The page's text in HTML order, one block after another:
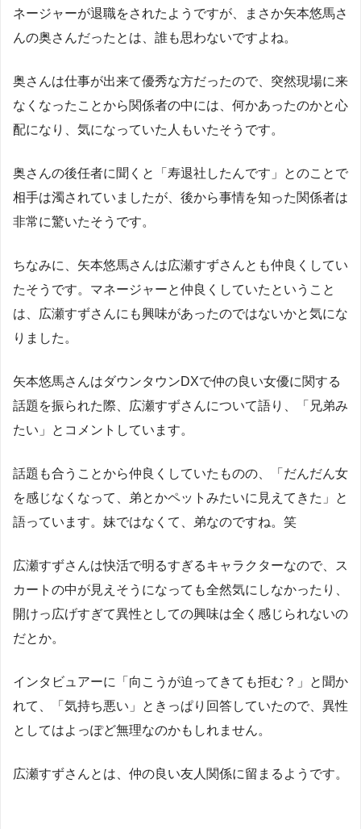
ネージャーが退職をされたようですが、まさか矢本悠馬さ
んの奥さんだったとは、誰も思わないですよね。
奥さんは仕事が出来て優秀な方だったので、突然現場に来
なくなったことから関係者の中には、何かあったのかと心
配になり、気になっていた人もいたそうです。
奥さんの後任者に聞くと「寿退社したんです」とのことで
相手は濁されていましたが、後から事情を知った関係者は
非常に驚いたそうです。
ちなみに、矢本悠馬さんは広瀬すずさんとも仲良くしてい
たそうです。マネージャーと仲良くしていたということ
は、広瀬すずさんにも興味があったのではないかと気にな
りました。
矢本悠馬さんはダウンタウンDXで仲の良い女優に関する
話題を振られた際、広瀬すずさんについて語り、「兄弟み
たい」とコメントしています。
話題も合うことから仲良くしていたものの、「だんだん女
を感じなくなって、弟とかペットみたいに見えてきた」と
語っています。妹ではなくて、弟なのですね。笑
広瀬すずさんは快活で明るすぎるキャラクターなので、ス
カートの中が見えそうになっても全然気にしなかったり、
開けっ広げすぎて異性としての興味は全く感じられないの
だとか。
インタビュアーに「向こうが迫ってきても拒む？」と聞か
れて、「気持ち悪い」ときっぱり回答していたので、異性
としてはよっぽど無理なのかもしれません。
広瀬すずさんとは、仲の良い友人関係に留まるようです。